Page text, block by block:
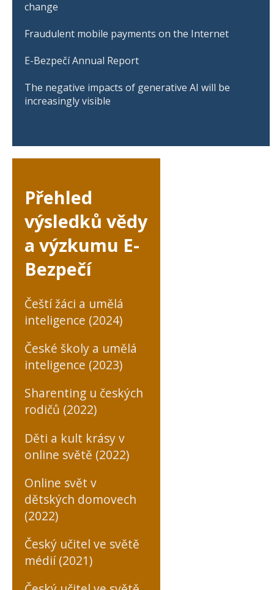
change
Fraudulent mobile payments on the Internet
E-Bezpečí Annual Report
The negative impacts of generative AI will be
increasingly visible
Přehled
výsledků vědy
a výzkumu E-
Bezpečí
Čeští žáci a umělá
inteligence (2024)
České školy a umělá
inteligence (2023)
Sharenting u českých
rodičů (2022)
Děti a kult krásy v
online světě (2022)
Online svět v
dětských domovech
(2022)
Český učitel ve světě
médií (2021)